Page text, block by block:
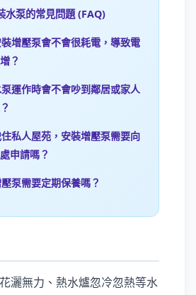
水泵的常見問題 (FAQ)
增壓泵會不會很耗電，導致電
？
運作時會不會吵到鄰居或家人
私人屋苑，安裝增壓泵需要向
申請嗎？
泵需要定期保養嗎？
灑無力、熱水爐忽冷忽熱等水